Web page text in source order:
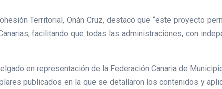
Territorial, Onán Cruz, destacó que “este proyecto
facilitando que todas las administraciones, con
en representación de la Federación Canaria de
publicados en la que se detallaron los contenidos y